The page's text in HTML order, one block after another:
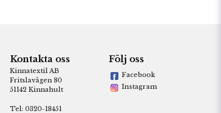
Kontakta oss
Kinnatextil AB
Fritslavägen 80
51142 Kinnahult
Tel: 0320-18451
Följ oss
Facebook
Instagram